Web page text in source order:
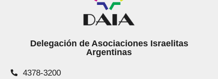
Delegación de Asociaciones Israelitas
Argentinas
4378-3200